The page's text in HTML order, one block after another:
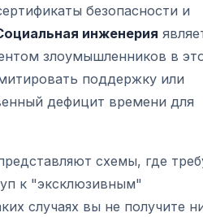
безопасности и
инженерия
злоумышленников в
поддержку или
дефицит времени для
схемы, где
к "эксклюзивным"
случаях вы не получите